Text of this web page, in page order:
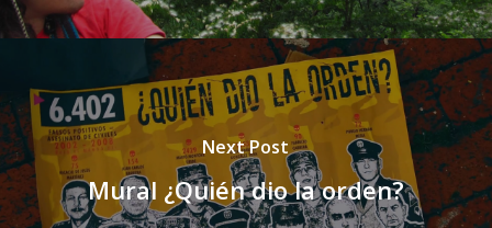
Next Post
Mural ¿Quién dio la orden?